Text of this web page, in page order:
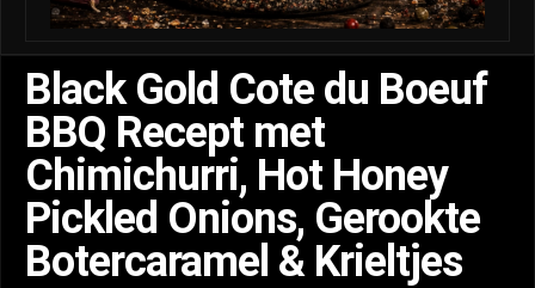
Black Gold Cote du Boeuf
BBQ Recept met
Chimichurri, Hot Honey
Pickled Onions, Gerookte
Botercaramel & Krieltjes